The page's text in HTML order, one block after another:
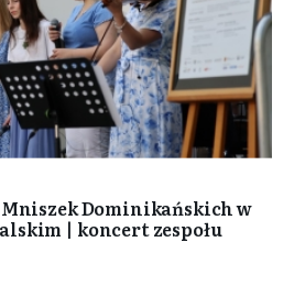
Dominikańskich w
| koncert zespołu